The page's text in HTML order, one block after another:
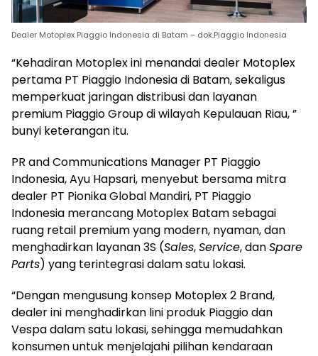
Dealer Motoplex Piaggio Indonesia di Batam – dok.Piaggio Indonesia
“Kehadiran Motoplex ini menandai dealer Motoplex
pertama PT Piaggio Indonesia di Batam, sekaligus
memperkuat jaringan distribusi dan layanan
premium Piaggio Group di wilayah Kepulauan Riau, ”
bunyi keterangan itu.
PR and Communications Manager PT Piaggio
Indonesia, Ayu Hapsari, menyebut bersama mitra
dealer PT Pionika Global Mandiri, PT Piaggio
Indonesia merancang Motoplex Batam sebagai
ruang retail premium yang modern, nyaman, dan
menghadirkan layanan 3S (Sales,Service, danSpare
Parts) yang terintegrasi dalam satu lokasi.
“Dengan mengusung konsep Motoplex 2 Brand,
dealer ini menghadirkan lini produk Piaggio dan
Vespa dalam satu lokasi, sehingga memudahkan
konsumen untuk menjelajahi pilihan kendaraan